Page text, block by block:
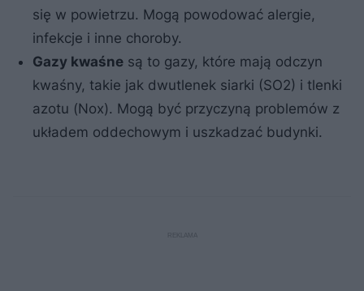
się w powietrzu. Mogą powodować alergie,
infekcje i inne choroby.
Gazy kwaśne są to gazy, które mają odczyn
kwaśny, takie jak dwutlenek siarki (SO2) i tlenki
azotu (Nox). Mogą być przyczyną problemów z
układem oddechowym i uszkadzać budynki.